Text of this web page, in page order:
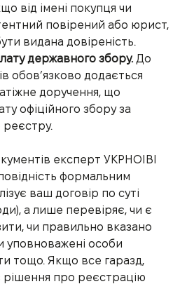
від імені покупця чи
повірений або юрист,
видана довіреність.
державного збору. До
обов’язково додається
доручення, що
офіційного збору за
реєстру.
експерт УКРНОІВІ
формальним
ваш договір по суті
а лише перевіряє, чи є
чи правильно вказано
уповноважені особи
тощо. Якщо все гаразд,
про реєстрацію